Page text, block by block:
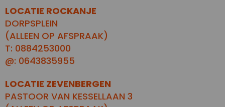
LOCATIE ROCKANJE
DORPSPLEIN
(ALLEEN OP AFSPRAAK)
T: 0884253000
@: 0643835955
LOCATIE ZEVENBERGEN
PASTOOR VAN KESSELLAAN 3